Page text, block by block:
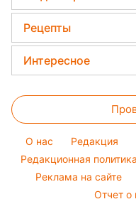
Погода на завтра
Елена Зеленская
Ани Лорак
Кейт Миддлтон
Алла Пугачева
Максим Галкин
Настя Каменских
Виталий
Потап
София Ротару
Новости Черкассы
Новости Ровно
Новости Львова
Новости Днепра
Новости Тернополя
Новости Житомира
Новости Одессы
Новости Харькова
Модные ошибки
Новости моды
Советы от Андре
Женские стрижки
Окрашивание
Красивый маникюр
Рецепты
Закуски
Салаты
Простые блюда
Легкие десерты
Напитки
Праздничное меню
Интересное
Тесты по картинке
Оптические
Народные приметы
Все о шоу-бизнесе
O нас Редакция
Редакционная политика
Реклама на сайте
Отчет о